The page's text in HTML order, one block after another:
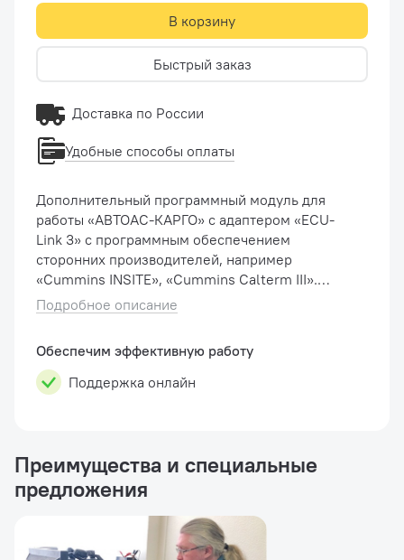
Дополнительный программный модуль для
работы «АВТОАС-КАРГО» с адаптером «ECU-
Link 3» с программным обеспечением
сторонних производителей, например
«Cummins INSITE», «Cummins Calterm III».
Использование адаптеров семейства "ECU-
Link" в режиме RP1210 с программой "Cummins
Подробное описание
Обеспечим эффективную работу
Поддержка онлайн
В корзину
Быстрый заказ
Доставка по России
Удобные способы оплаты
Преимущества и специальные
предложения